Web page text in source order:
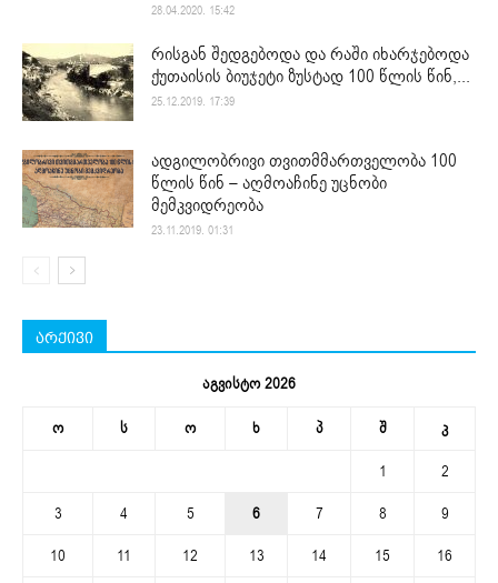
28.04.2020. 15:42
რისგან შედგებოდა და რაში იხარჯებოდა
ქუთაისის ბიუჯეტი ზუსტად 100 წლის წინ,...
25.12.2019. 17:39
ადგილობრივი თვითმმართველობა 100
წლის წინ – აღმოაჩინე უცნობი
მემკვიდრეობა
23.11.2019. 01:31
არქივი
აგვისტო 2026
ო ს ო ხ პ შ კ
1
2
3
4 5 6 7 8
9
10
11 12 13 14 15
16